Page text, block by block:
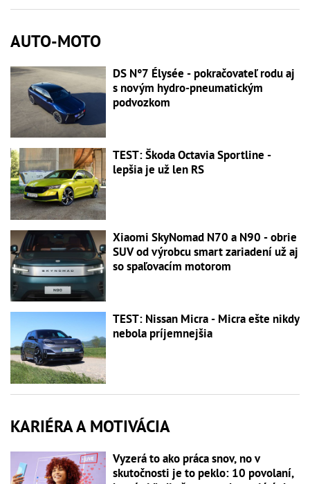
AUTO-MOTO
DS N°7 Élysée - pokračovateľ rodu aj
s novým hydro-pneumatickým
podvozkom
TEST: Škoda Octavia Sportline -
lepšia je už len RS
Xiaomi SkyNomad N70 a N90 - obrie
SUV od výrobcu smart zariadení už aj
so spaľovacím motorom
TEST: Nissan Micra - Micra ešte nikdy
nebola príjemnejšia
KARIÉRA A MOTIVÁCIA
Vyzerá to ako práca snov, no v
skutočnosti je to peklo: 10 povolaní,